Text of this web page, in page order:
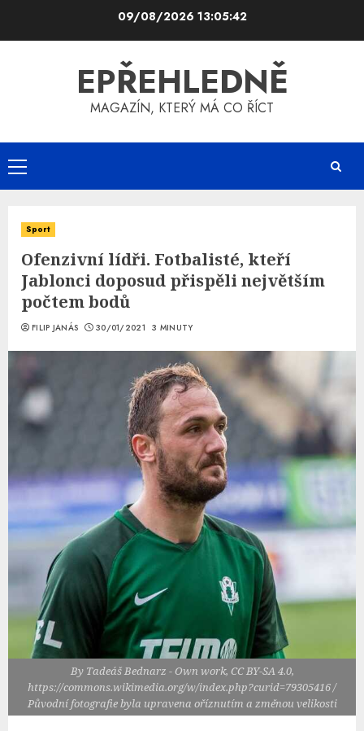
09/08/2026 13:05:43
EPŘEHLEDNĚ
MAGAZÍN, KTERÝ MÁ CO ŘÍCT
Primary
Menu
Sport
Ofenzivní lídři. Fotbalisté, kteří
Jablonci doposud přispěli největším
počtem bodů
FILIP JANÁS 30/01/2021 3 MINUTY
By Tadeáš Bednarz - Own work, CC BY-SA 4.0,
https://commons.wikimedia.org/w/index.php?curid=79305416 /
Původní fotografie byla upravena oříznutím a změnou velikosti